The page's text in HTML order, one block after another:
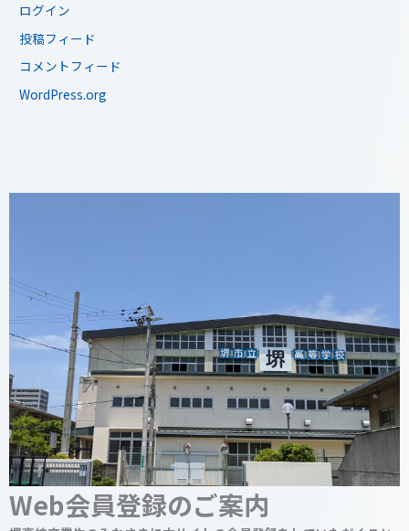
ログイン
投稿フィード
コメントフィード
WordPress.org
Web会員登録のご案内